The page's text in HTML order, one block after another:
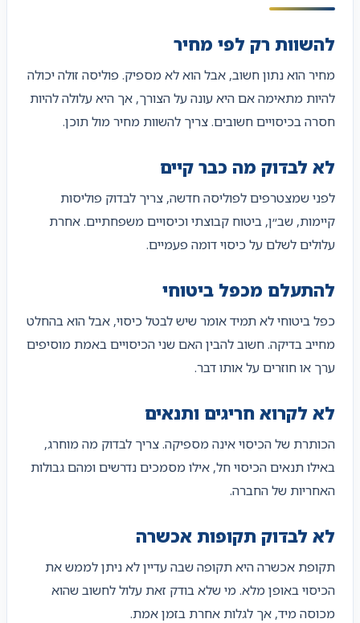
להשוות רק לפי מחיר
מחיר הוא נתון חשוב, אבל הוא לא מספיק. פוליסה זולה יכולה
להיות מתאימה אם היא עונה על הצורך, אך היא עלולה להיות
חסרה בכיסויים חשובים. צריך להשוות מחיר מול תוכן.
לא לבדוק מה כבר קיים
לפני שמצטרפים לפוליסה חדשה, צריך לבדוק פוליסות
קיימות, שב״ן, ביטוח קבוצתי וכיסויים משפחתיים. אחרת
עלולים לשלם על כיסוי דומה פעמיים.
להתעלם מכפל ביטוחי
כפל ביטוחי לא תמיד אומר שיש לבטל כיסוי, אבל הוא בהחלט
מחייב בדיקה. חשוב להבין האם שני הכיסויים באמת מוסיפים
ערך או חוזרים על אותו דבר.
לא לקרוא חריגים ותנאים
הכותרת של הכיסוי אינה מספיקה. צריך לבדוק מה מוחרג,
באילו תנאים הכיסוי חל, אילו מסמכים נדרשים ומהם גבולות
האחריות של החברה.
לא לבדוק תקופות אכשרה
תקופת אכשרה היא תקופה שבה עדיין לא ניתן לממש את
הכיסוי באופן מלא. מי שלא בודק זאת עלול לחשוב שהוא
מכוסה מיד, אך לגלות אחרת בזמן אמת.